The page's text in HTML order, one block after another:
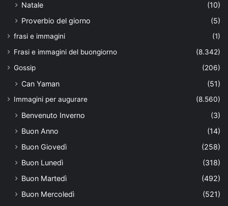
Natale
(10)
Proverbio del giorno
(5)
frasi e immagini
(1)
Frasi e immagini del buongiorno
(8.342)
Gossip
(206)
Can Yaman (51)
Immagini per augurare (8.560)
Benvenuto Inverno
(3)
Buon Anno
(14)
Buon Giovedì
(258)
Buon Lunedì
(318)
Buon Martedì
(492)
Buon Mercoledì
(521)